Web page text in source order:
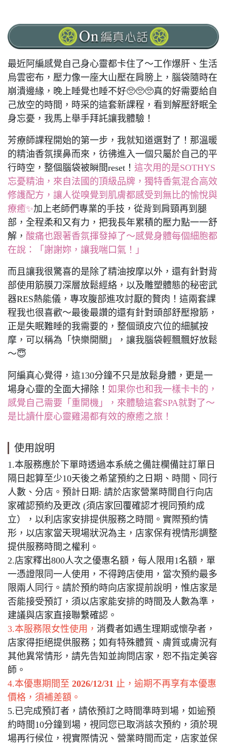
最近阿編感覺自己身心靈都卡住了～工作爆肝、生活
烏雲密布，壓力像一座大山壓在肩膀上，腦袋隨時在
崩潰邊緣，晚上睡覺也睡不好🥺🥺🥺真的好需要給自
己放空的時間，時采的這套新課程，看到解壓舒眠全
身忘憂，我馬上舉手拜託讓我體驗！
芳療師課程開始的第一步，我就知道選對了！那溫暖
的精油香氛撲鼻而來，彷彿進入一個只屬於自己的平
行時空，整個腦袋被瞬間reset！ 這次用的是SOTHYS
忘憂精油，來自法國的頂級品牌，獨特香氣混合高效
修護配方，讓人從嗅覺到肌膚都感受到無比的愉悅與
療癒✨加上老師們專業的手技，從背到肩頸再到腿
部，全程柔和又有力，把我長年累積的壓力點一一舒
解， 酸痛也跟著香氛揮發掉了～感覺身體每個細胞都
在說：「謝謝妳，讓我喘口氣！」
而且讓我很驚喜的是除了精油按摩以外，還有針對背
部使用筋膜刀深層放鬆經絡，以及雕塑體態的秘密武
器RES熱能儀，專攻腹部進攻討厭的贅肉！這兩套課
程我也很喜歡～最後最讚的還有針對頭部舒壓撥筋，
正是失眠難睡的我需要的，整個頭皮穴位的細膩按
摩，可以稱為「快樂開關」，讓我腦袋輕飄飄好放鬆
～😇
阿編真心覺得，這130分鐘不只是放鬆身體，更是一
場身心靈的全面大掃除！ 如果你也和我一樣卡卡的，
感覺自己需要「重開機」，來體驗這套SPA就對了～
是比讀什麼心靈雞湯都有效的療癒之旅！
使用說明
1.本服務應於下單時透過本系統之備註欄備註訂單日
隔日起算至少10天後之希望預約之日期、時間、同行
人數、分店。預計日期: 請於店家營業時間自行向店
家確認預約及更改 (須店家回覆確認才視同預約成
立），以利店家安排提供服務之時間。實際預約情
形，以店家當天現場狀況為主，店家保有視情形調整
提供服務時間之權利。
2.店家釋出800人次之優惠名額，每人限用1名額，單
一憑證限同一人使用，不得跨店使用，當次預約最多
限兩人同行。請於預約時向店家提前說明，惟店家是
否能接受預訂，須以店家能安排的時間及人數為準，
建議與店家直接聯繫確認。
3.本服務限女性使用， 消費者如遇生理期或懷孕者，
店家得拒絕提供服務；如有特殊體質、膚質或膚況有
其他異常情形，請先告知並詢問店家，恕不指定美容
師。
4.本優惠期間至 2026/12/31 止，逾期不再享有本優惠
價格，須補差額。
5.已完成預訂者，請依預訂之時間準時到場，如逾預
約時間10分鐘到場，視同您已取消該次預約，須於現
場再行候位，視實際情況、營業時間而定，店家並保